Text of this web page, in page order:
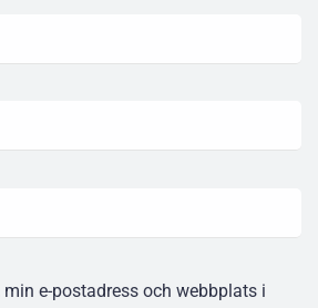
e-postadress och webbplats i